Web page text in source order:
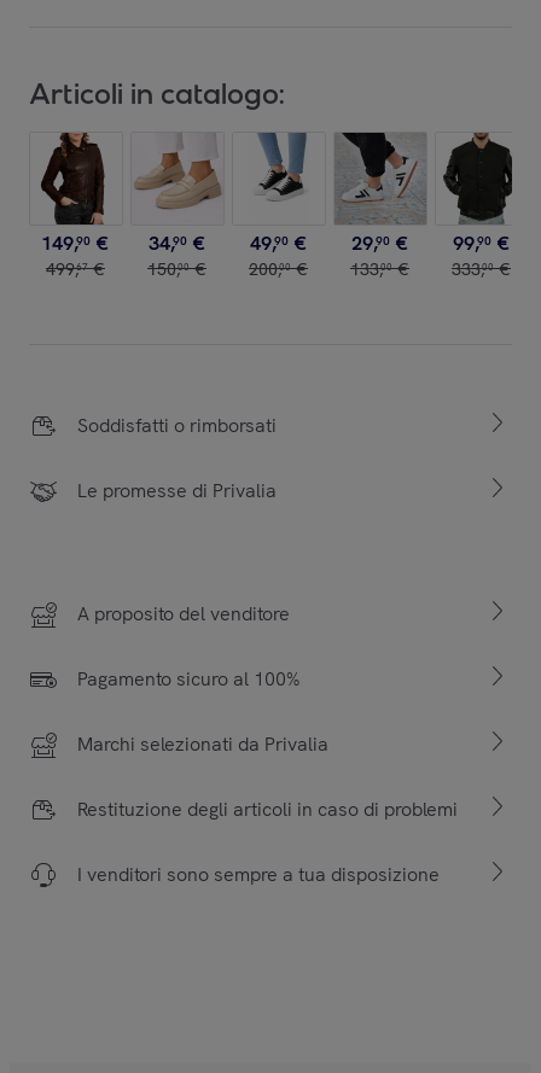
Articoli in catalogo:
149,90 €
499,67 €
34,90 €
150,00 €
49,90 €
200,00 €
29,90 €
133,00 €
99,90 €
333,00 €
Soddisfatti o rimborsati
Le promesse di Privalia
A proposito del venditore
Pagamento sicuro al 100%
Marchi selezionati da Privalia
Restituzione degli articoli in caso di problemi
I venditori sono sempre a tua disposizione